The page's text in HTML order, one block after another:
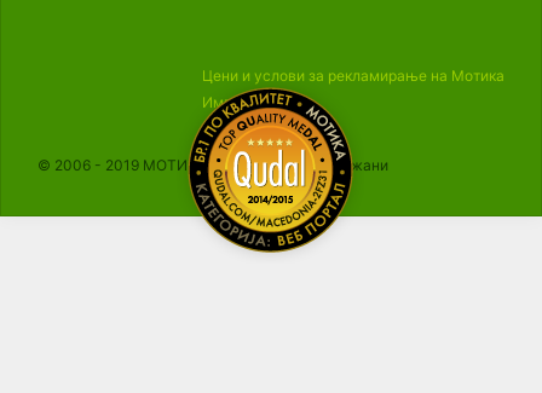
Цени и услови за рекламирање на Мотика
Импресум
© 2006 - 2019 МОТИКА, Сите права се задржани